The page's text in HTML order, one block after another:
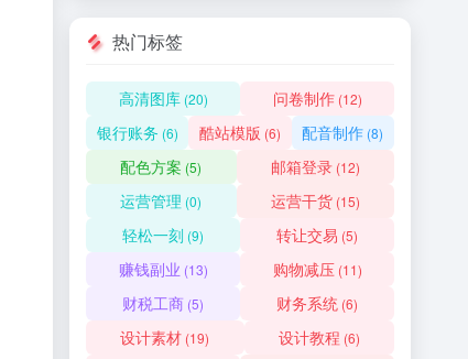
热门标签
高清图库(20) 问卷制作(12)
银行账务 (6) 酷站模版 (6) 配音制作 (8)
配色方案 (5) 邮箱登录(12)
运营管理 (0) 运营干货(15)
轻松一刻 (9) 转让交易 (5)
赚钱副业 (13) 购物减压(11)
财税工商 (5) 财务系统 (6)
设计素材 (19) 设计教程 (6)